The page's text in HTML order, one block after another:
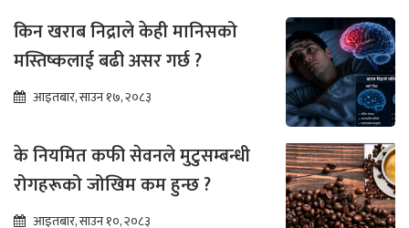
किन खराब निद्राले केही मानिसको
मस्तिष्कलाई बढी असर गर्छ ?
आइतबार, साउन १७, २०८३
के नियमित कफी सेवनले मुटुसम्बन्धी
रोगहरूको जोखिम कम हुन्छ ?
आइतबार, साउन १०, २०८३